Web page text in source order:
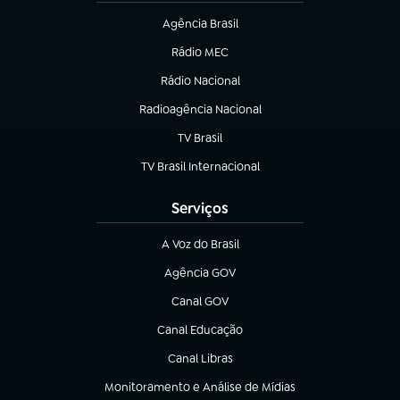
Agência Brasil
(abre em nova aba)
Rádio MEC
(abre em nova aba)
Rádio Nacional
Radioagência Nacional
(abre em nova aba)
TV Brasil
(abre em nova aba)
TV Brasil Internacional
(abre em nova aba)
Serviços
A Voz do Brasil
(abre em nova aba)
Agência GOV
(abre em nova aba)
Canal GOV
(abre em nova aba)
Canal Educação
(abre em nova aba)
Canal Libras
(abre em nova aba)
Monitoramento e Análise de Mídias
(abre em nova aba)